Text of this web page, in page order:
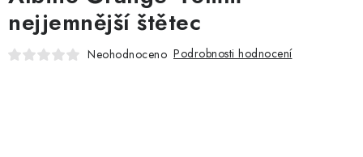
EXTERIÉR
INTERIÉR
nejjemnější štětec
Neohodnoceno Podrobnosti hodnocení